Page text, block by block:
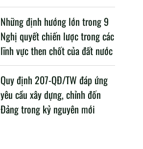
Những định hướng lớn trong 9
Nghị quyết chiến lược trong các
lĩnh vực then chốt của đất nước
Quy định 207-QĐ/TW đáp ứng
yêu cầu xây dựng, chỉnh đốn
Đảng trong kỷ nguyên mới